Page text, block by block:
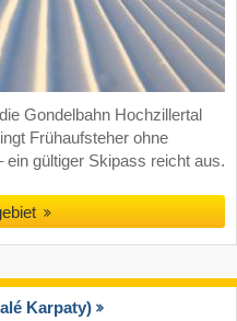
Gondelbahn Hochzillertal
Frühaufsteher ohne
gültiger Skipass reicht aus.
Karpaty)